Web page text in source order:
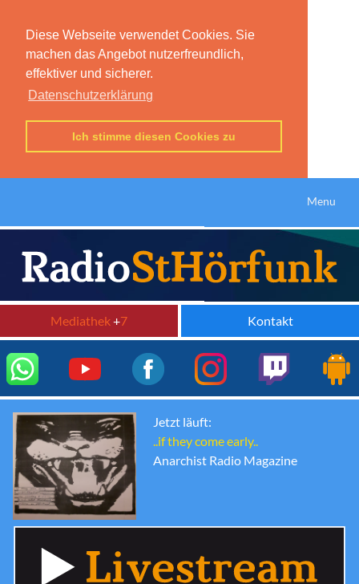
Diese Webseite verwendet Cookies. Sie
machen das Angebot nutzerfreundlich,
effektiver und sicherer.
Datenschutzerklärung
Ich stimme diesen Cookies zu
Menu
Mediathek+7 Kontakt
Jetzt läuft:
..if they come early..
Anarchist Radio Magazine